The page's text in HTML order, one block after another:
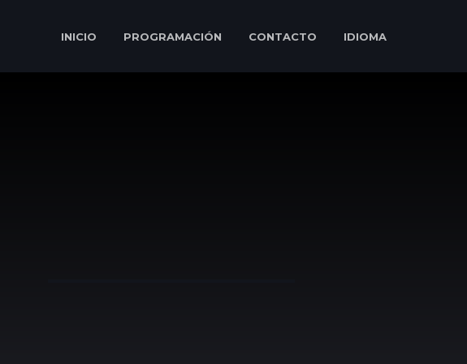
INICIO PROGRAMACIÓN CONTACTO IDIOMA